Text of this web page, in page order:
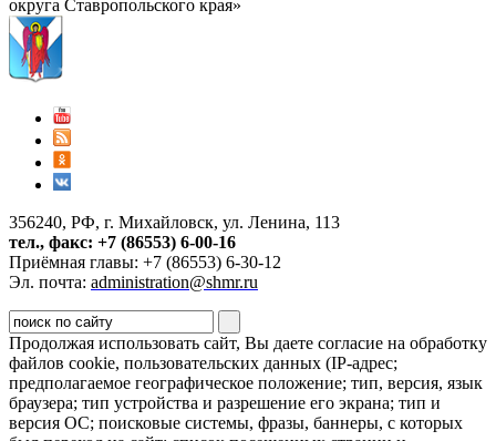
округа Ставропольского края»
356240, РФ, г. Михайловск, ул. Ленина, 113
тел., факс: +7 (86553) 6-00-16
Приёмная главы: +7 (86553) 6-30-12
Эл. почта: administration@shmr.ru
Продолжая использовать сайт, Вы даете согласие на обработку
файлов cookie, пользовательских данных (IP-адрес;
предполагаемое географическое положение; тип, версия, язык
браузера; тип устройства и разрешение его экрана; тип и
версия ОС; поисковые системы, фразы, баннеры, с которых